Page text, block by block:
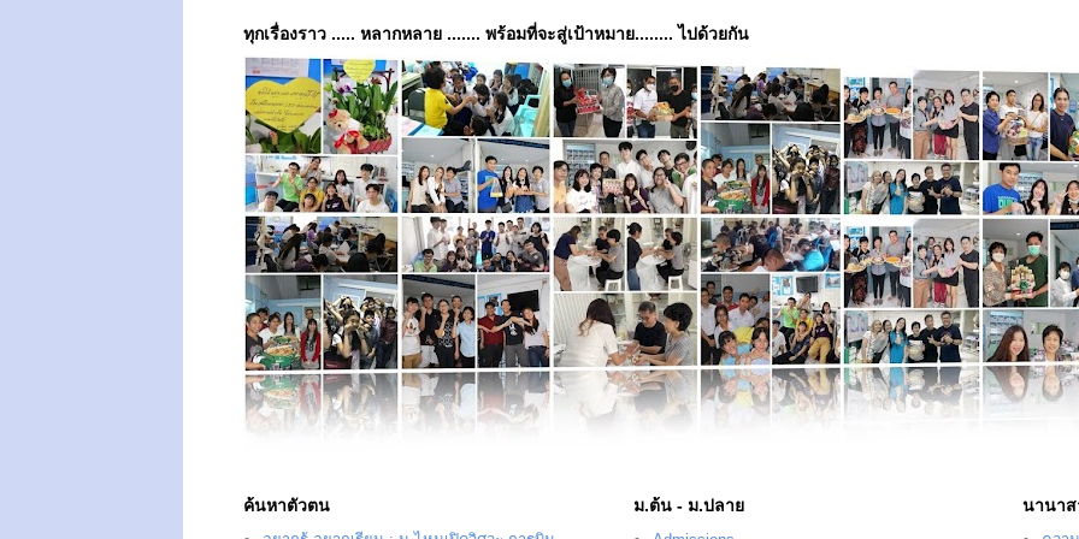
ทุกเรื่องราว ..... หลากหลาย ....... พร้อมที่จะสู่เป้าหมาย........ ไปด้วยกัน
ค้นหาตัวตน ม.ต้น - ม.ปลาย นานาส